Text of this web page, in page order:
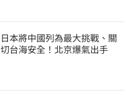
日本將中國列為最大挑戰、關
切台海安全！北京爆氣出手